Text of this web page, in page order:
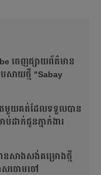
ចេញផ្សាយព័ត៌មាន
បសាយថ្មី "Sabay
ែមួយគត់ដែលទទួលបាន
ដាក់ជូនភ្នាក់ងារ
ានសាងសង់គម្រោងថ្មី
សចោមចៅ